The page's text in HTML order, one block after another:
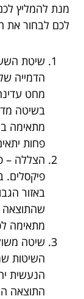
מנת להמליץ
לכם לבחור את
שיטת
הדמייה
מחט
בשיטה
מתאימה
פחות
הצללה –
פיקסלים.
באזור
שהתוצאה
מתאימה
שיטה
השיטות
הנעשית
התוצאה